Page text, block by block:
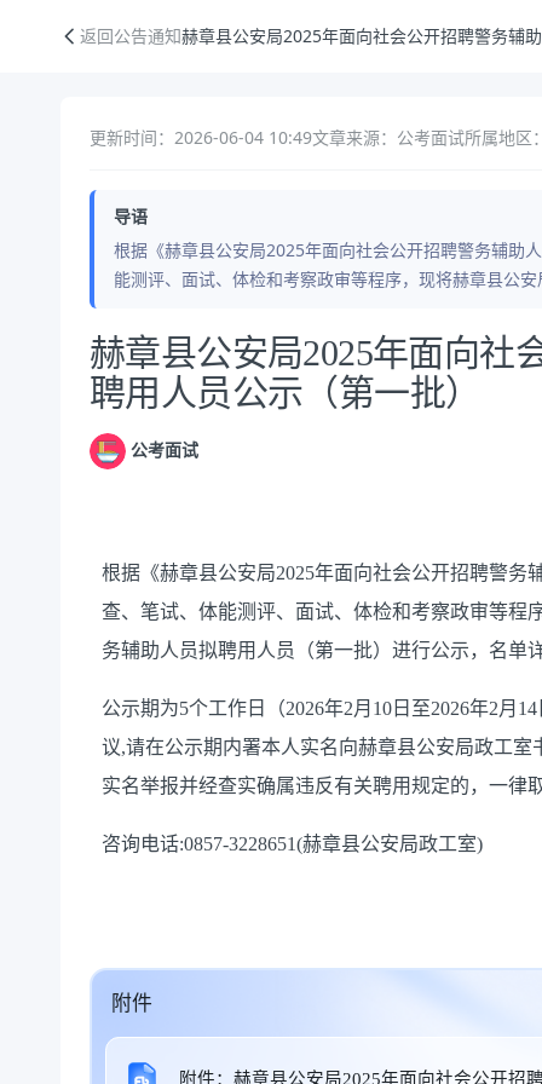
返回公告通知赫章县公安局2025年面向社会公开招聘警务辅
更新时间：2026-06-04 10:49文章来源：公考面试所属地区
导语
根据《赫章县公安局2025年面向社会公开招聘警务辅助
能测评、面试、体检和考察政审等程序，现将赫章县公
公告正文
赫章县公安局2025年面向社
聘用人员公示（第一批）
公考面试
根据《赫章县公安局2025年面向社会公开招聘警
查、笔试、体能测评、面试、体检和考察政审等程
务辅助人员拟聘用人员（第一批）进行公示，名单
公示期为5个工作日（2026年2月10日至2026年2月
议,请在公示期内署本人实名向赫章县公安局政工
实名举报并经查实确属违反有关聘用规定的，一律
咨询电话:0857-3228651(赫章县公安局政工室)
附件
附件：赫章县公安局2025年面向社会公开招